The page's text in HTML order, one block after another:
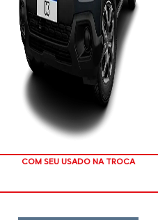
COM SEU USADO NA TROCA